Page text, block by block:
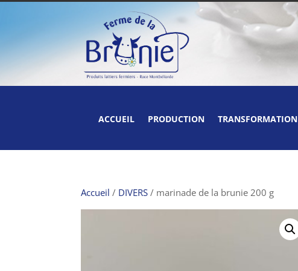
ACCUEIL PRODUCTION TRANSFORMATION
Accueil / DIVERS / marinade de la brunie 200 g